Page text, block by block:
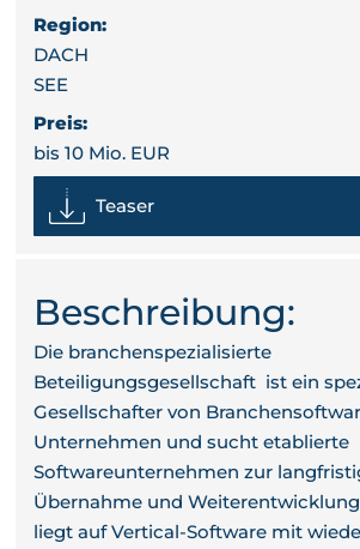
Region:
DACH
SEE
Preis:
bis 10 Mio. EUR
Teaser
Beschreibung:
Die branchenspezialisierte
Beteiligungsgesellschaft ist ein
Gesellschafter von
Unternehmen und sucht etablierte
Softwareunternehmen zur
Übernahme und
liegt auf Vertical-Software mit